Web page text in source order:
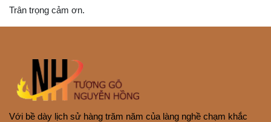
Trân trọng cảm ơn.
Với bề dày lịch sử hàng trăm năm của làng nghề chạm khắc